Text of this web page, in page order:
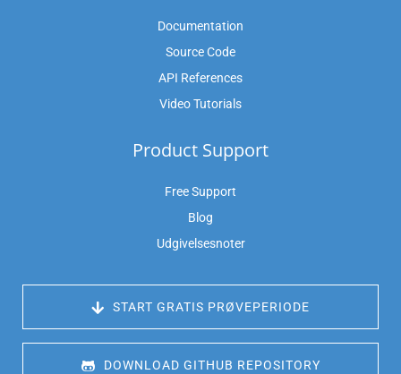
Documentation
Source Code
API References
Video Tutorials
Product Support
Free Support
Blog
Udgivelsesnoter
START GRATIS PRØVEPERIODE
DOWNLOAD GITHUB REPOSITORY